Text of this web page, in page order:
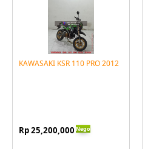
KAWASAKI KSR 110 PRO 2012
Rp 25,200,000 Nego